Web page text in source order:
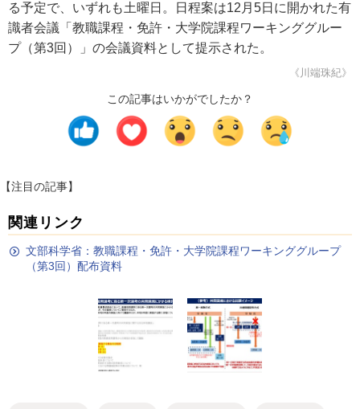
る予定で、いずれも土曜日。日程案は12月5日に開かれた有
識者会議「教職課程・免許・大学院課程ワーキンググルー
プ（第3回）」の会議資料として提示された。
《川端珠紀》
この記事はいかがでしたか？
【注目の記事】
関連リンク
文部科学省：教職課程・免許・大学院課程ワーキンググループ
（第3回）配布資料